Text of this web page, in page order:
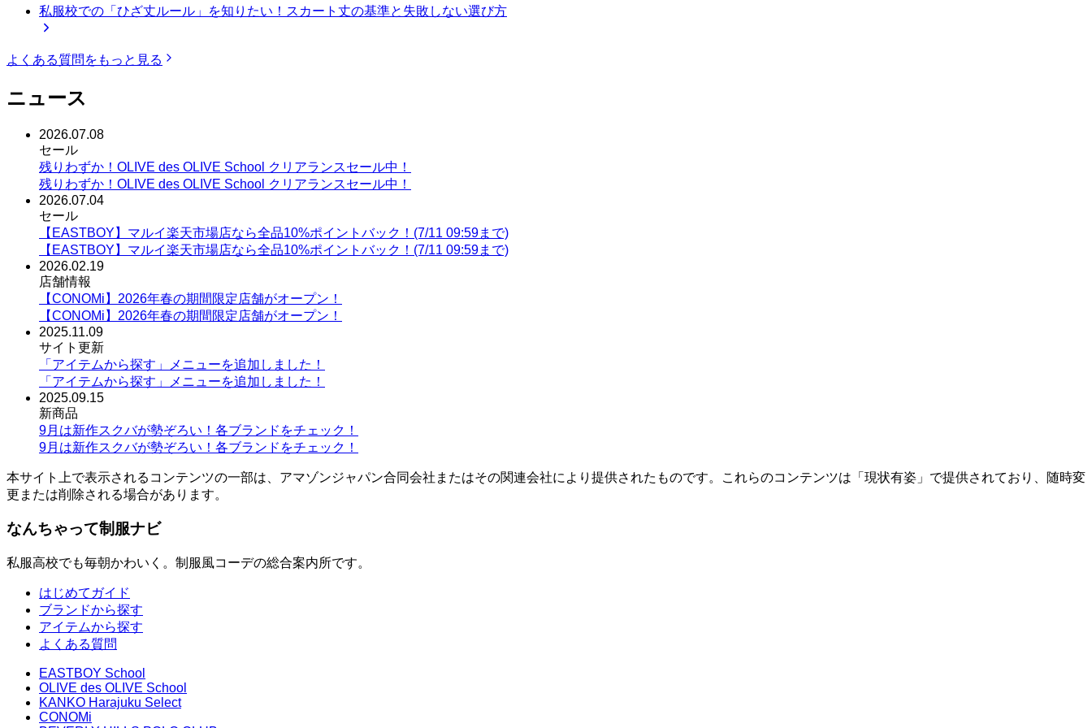
私服校での「ひざ丈ルール」を知りたい！スカート丈の基準と失敗しない選び方
よくある質問をもっと見る
ニュース
2026.07.08
セール
残りわずか！OLIVE des OLIVE School クリアランスセール中！
残りわずか！OLIVE des OLIVE School クリアランスセール中！
2026.07.04
セール
【EASTBOY】マルイ楽天市場店なら全品10%ポイントバック！(7/11 09:59まで)
【EASTBOY】マルイ楽天市場店なら全品10%ポイントバック！(7/11 09:59まで)
2026.02.19
店舗情報
【CONOMi】2026年春の期間限定店舗がオープン！
【CONOMi】2026年春の期間限定店舗がオープン！
2025.11.09
サイト更新
「アイテムから探す」メニューを追加しました！
「アイテムから探す」メニューを追加しました！
2025.09.15
新商品
9月は新作スクバが勢ぞろい！各ブランドをチェック！
9月は新作スクバが勢ぞろい！各ブランドをチェック！
本サイト上で表示されるコンテンツの一部は、アマゾンジャパン合同会社またはその関連会社により提供されたものです。これらのコンテンツは「現状有姿」で提供されており、随時変
更または削除される場合があります。
なんちゃって制服ナビ
私服高校でも毎朝かわいく。制服風コーデの総合案内所です。
はじめてガイド
ブランドから探す
アイテムから探す
よくある質問
EASTBOY School
OLIVE des OLIVE School
KANKO Harajuku Select
CONOMi